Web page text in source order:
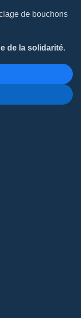
de bouchons
de la solidarité.